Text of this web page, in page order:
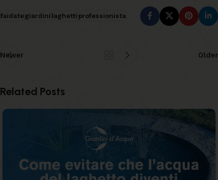
faidategiardini laghetti professionista
Newer Older
Related Posts